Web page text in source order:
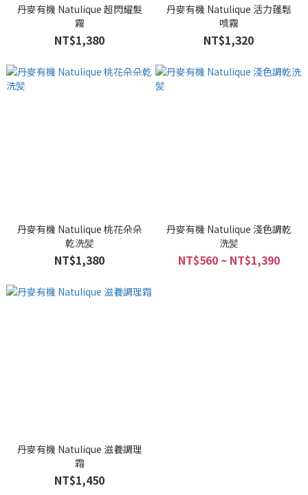
丹麥有機 Natulique 超閃耀髮
霧
NT$1,380
丹麥有機 Natulique 活力蓬鬆
噴霧
NT$1,320
丹麥有機 Natulique 桃花朵朵
乾洗髪
NT$1,380
丹麥有機 Natulique 淺色調乾
洗髪
NT$560 ~ NT$1,390
丹麥有機 Natulique 滋養調理
霜
NT$1,450